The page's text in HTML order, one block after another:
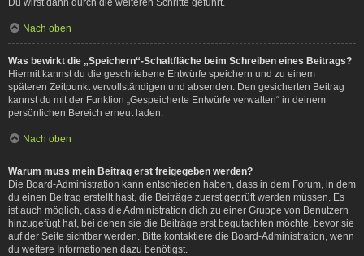
Nach oben
Was bewirkt die „Speichern“-Schaltfläche beim Schreiben eines Beitrags?
Hiermit kannst du die geschriebene Entwürfe speichern und zu einem
späteren Zeitpunkt vervollständigen und absenden. Den gesicherten Beitrag
kannst du mit der Funktion „Gespeicherte Entwürfe verwalten“ in deinem
persönlichen Bereich erneut laden.
Nach oben
Warum muss mein Beitrag erst freigegeben werden?
Die Board-Administration kann entschieden haben, dass in dem Forum, in dem
du einen Beitrag erstellt hast, die Beiträge zuerst geprüft werden müssen. Es
ist auch möglich, dass die Administration dich zu einer Gruppe von Benutzern
hinzugefügt hat, bei denen sie die Beiträge erst begutachten möchte, bevor sie
auf der Seite sichtbar werden. Bitte kontaktiere die Board-Administration, wenn
du weitere Informationen dazu benötigst.